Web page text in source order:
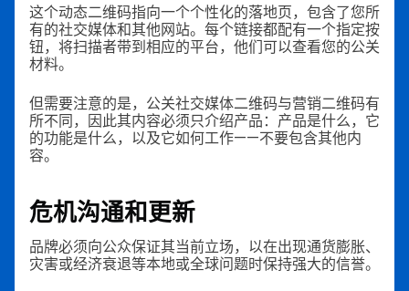
这个动态二维码指向一个个性化的落地页，包含了您所
有的社交媒体和其他网站。每个链接都配有一个指定按
钮，将扫描者带到相应的平台，他们可以查看您的公关
材料。
但需要注意的是，公关社交媒体二维码与营销二维码有
所不同，因此其内容必须只介绍产品：产品是什么，它
的功能是什么，以及它如何工作——不要包含其他内
容。
危机沟通和更新
品牌必须向公众保证其当前立场，以在出现通货膨胀、
灾害或经济衰退等本地或全球问题时保持强大的信誉。